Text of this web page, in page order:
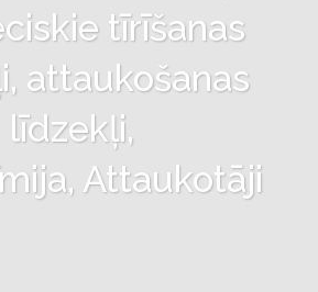
tīrīšanas
attaukošanas
līdzekļi,
Attaukotāji